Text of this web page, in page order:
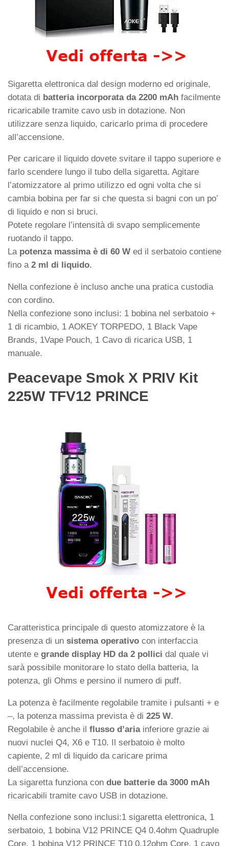
Sigaretta elettronica dal design moderno ed originale,
dotata di batteria incorporata da 2200 mAh facilmente
ricaricabile tramite cavo usb in dotazione. Non
utilizzare senza liquido, caricarlo prima di procedere
all’accensione.
Per caricare il liquido dovete svitare il tappo superiore e
farlo scendere lungo il tubo della sigaretta. Agitare
l’atomizzatore al primo utilizzo ed ogni volta che si
cambia bobina per far si che questa si bagni con un po’
di liquido e non si bruci.
Potete regolare l’intensità di svapo semplicemente
ruotando il tappo.
La potenza massima è di 60 W ed il serbatoio contiene
fino a 2 ml di liquido.
Nella confezione è incluso anche una pratica custodia
con cordino.
Nella confezione sono inclusi: 1 bobina nel serbatoio +
1 di ricambio, 1 AOKEY TORPEDO, 1 Black Vape
Brands, 1Vape Pouch, 1 Cavo di ricarica USB, 1
manuale.
Peacevape Smok X PRIV Kit
225W TFV12 PRINCE
Caratteristica principale di questo atomizzatore è la
presenza di un sistema operativo con interfaccia
utente e grande display HD da 2 pollici dal quale vi
sarà possibile monitorare lo stato della batteria, la
potenza, gli Ohms e persino il numero di puff.
La potenza è facilmente regolabile tramite i pulsanti + e
–, la potenza massima prevista è di 225 W.
Regolabile è anche il flusso d’ariainferiore grazie ai
nuovi nuclei Q4, X6 e T10. Il serbatoio è molto
capiente, 2 ml di liquido da caricare prima
dell’accensione.
La sigaretta funziona con due batterie da 3000 mAh
ricaricabili tramite cavo USB in dotazione.
Nella confezione sono inclusi:1 sigaretta elettronica, 1
serbatoio, 1 bobina V12 PRINCE Q4 0.4ohm Quadruple
Core, 1 bobina V12 PRINCE T10 0.12ohm Core, 1 cavo